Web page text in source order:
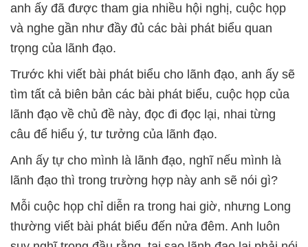
anh ấy đã được tham gia nhiều hội nghị, cuộc họp
và nghe gần như đầy đủ các bài phát biểu quan
trọng của lãnh đạo.
Trước khi viết bài phát biểu cho lãnh đạo, anh ấy sẽ
tìm tất cả biên bản các bài phát biểu, cuộc họp của
lãnh đạo về chủ đề này, đọc đi đọc lại, nhai từng
câu để hiểu ý, tư tưởng của lãnh đạo.
Anh ấy tự cho mình là lãnh đạo, nghĩ nếu mình là
lãnh đạo thì trong trường hợp này anh sẽ nói gì?
Mỗi cuộc họp chỉ diễn ra trong hai giờ, nhưng Long
thường viết bài phát biểu đến nửa đêm. Anh luôn